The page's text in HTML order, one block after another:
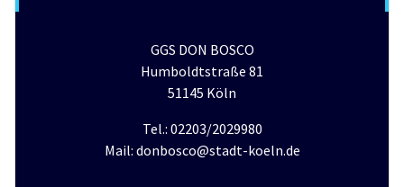
GGS DON BOSCO
Humboldtstraße 81
51145 Köln
Tel.: 02203/2029980
Mail: donbosco@stadt-koeln.de